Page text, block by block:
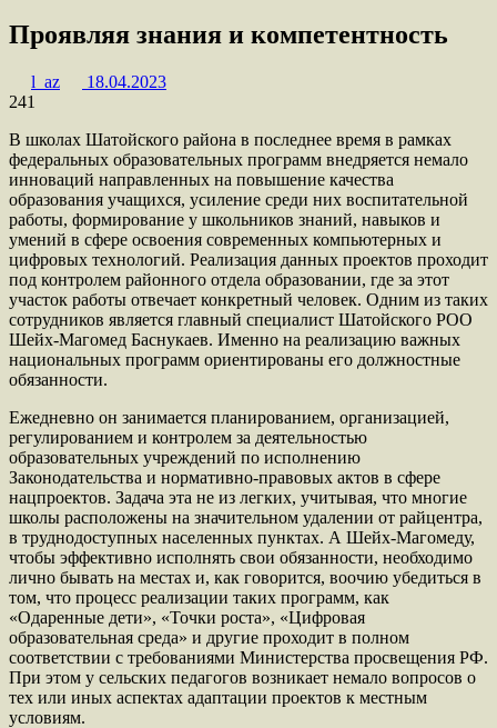
Проявляя знания и компетентность
l_az
18.04.2023
241
В школах Шатойского района в последнее время в рамках
федеральных образовательных программ внедряется немало
инноваций направленных на повышение качества
образования учащихся, усиление среди них воспитательной
работы, формирование у школьников знаний, навыков и
умений в сфере освоения современных компьютерных и
цифровых технологий. Реализация данных проектов проходит
под контролем районного отдела образовании, где за этот
участок работы отвечает конкретный человек. Одним из таких
сотрудников является главный специалист Шатойского РОО
Шейх-Магомед Баснукаев. Именно на реализацию важных
национальных программ ориентированы его должностные
обязанности.
Ежедневно он занимается планированием, организацией,
регулированием и контролем за деятельностью
образовательных учреждений по исполнению
Законодательства и нормативно-правовых актов в сфере
нацпроектов. Задача эта не из легких, учитывая, что многие
школы расположены на значительном удалении от райцентра,
в труднодоступных населенных пунктах. А Шейх-Магомеду,
чтобы эффективно исполнять свои обязанности, необходимо
лично бывать на местах и, как говорится, воочию убедиться в
том, что процесс реализации таких программ, как
«Одаренные дети», «Точки роста», «Цифровая
образовательная среда» и другие проходит в полном
соответствии с требованиями Министерства просвещения РФ.
При этом у сельских педагогов возникает немало вопросов о
тех или иных аспектах адаптации проектов к местным
условиям.